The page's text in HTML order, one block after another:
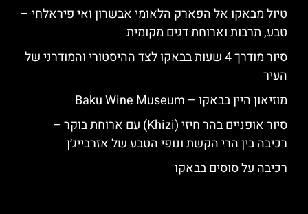
טיול מבאקו אל הפארק הלאומי אבשרון ואי פיראלחי –
טבע, תרבות וארוחת דגים מקומית
סיור מודרך 4 שעות בבאקו לצד ההיסטורי והמודרני של
העיר
מוזיאון היין בבאקו – Baku Wine Museum
סיור אופניים בהר חיזי (Khizi) עם ארוחת בוקר –
רכיבה בין הרי הקשת ונופי הטבע של אזרבייג׳ן
רכיבה על סוסים בבאקו